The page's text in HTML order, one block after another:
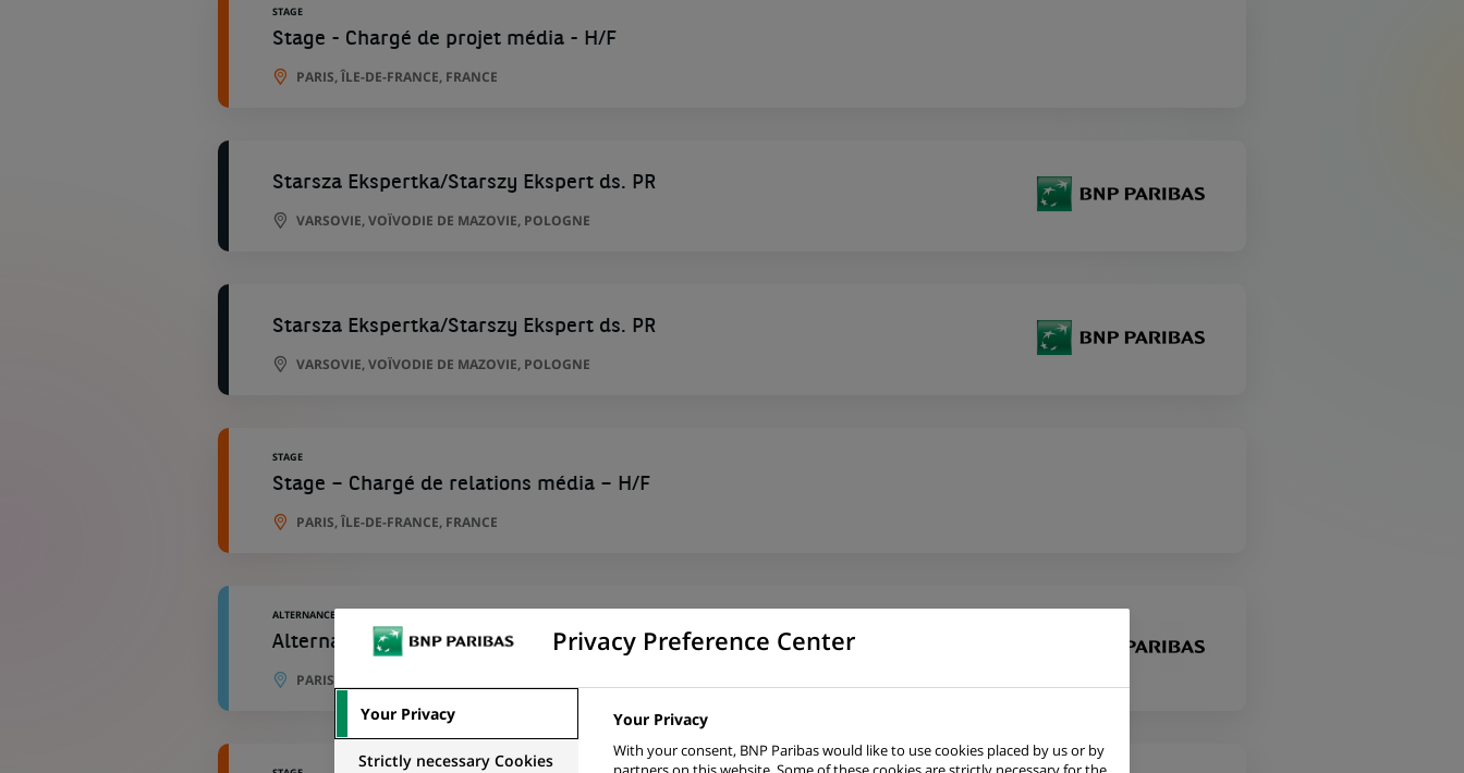
STAGE
Stage - Chargé de projet média - H/F
PARIS, ÎLE-DE-FRANCE, FRANCE
Starsza Ekspertka/Starszy Ekspert ds. PR
VARSOVIE, VOÏVODIE DE MAZOVIE, POLOGNE
Starsza Ekspertka/Starszy Ekspert ds. PR
VARSOVIE, VOÏVODIE DE MAZOVIE, POLOGNE
STAGE
Stage – Chargé de relations média – H/F
PARIS, ÎLE-DE-FRANCE, FRANCE
ALTERNANCE
Alternance - Chargé de projet - Bac+5 - 12 mois H/F
PARIS, ÎLE-DE-FRANCE, FRANCE
Privacy Preference Center
Your Privacy
Strictly necessary Cookies
Your Privacy
With your consent, BNP Paribas would like to use cookies placed by us or by